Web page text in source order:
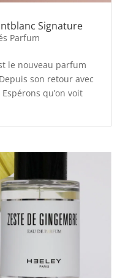
Signature
Parfum
le nouveau parfum
son retour avec
qu’on voit